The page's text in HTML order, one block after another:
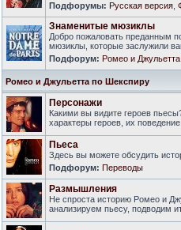
Подфорумы: Русская версия
Знаменитые мюзиклы
Добро пожаловать преданным
мюзиклы, которые заслужили
Подфорум: Ромео и
Ромео и Джульетта по Шекспиру
Персонажи
Какими вы видите героев
характеры героев, их поведение
Пьеса
Здесь вы можете обсудить
Подфорум: Переводы
Размышления
Не спроста историю Ромео и
анализируем пьесу, подводим